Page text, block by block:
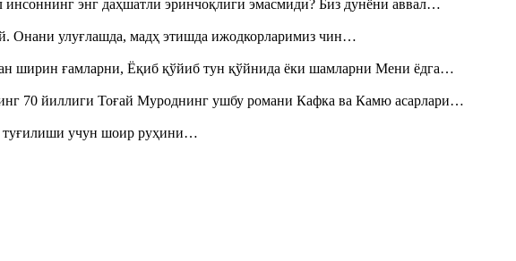
энг даҳшатли эринчоқлиги эмасмиди? Биз дунёни аввал…
Онани улуғлашда, мадҳ этишда ижодкорларимиз чин…
ширин ғамларни, Ёқиб қўйиб тун қўйнида ёки шамларни Мени ёдга…
70 йиллиги Тоғай Муроднинг ушбу романи Кафка ва Камю асарлари…
туғилиши учун шоир руҳини…